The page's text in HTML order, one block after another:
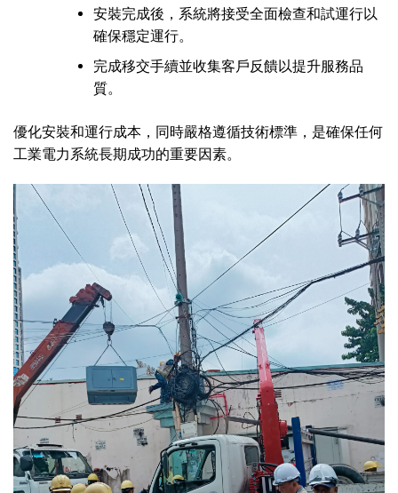
安裝完成後，系統將接受全面檢查和試運行以
確保穩定運行。
完成移交手續並收集客戶反饋以提升服務品
質。
優化安裝和運行成本，同時嚴格遵循技術標準，是確保任何
工業電力系統長期成功的重要因素。